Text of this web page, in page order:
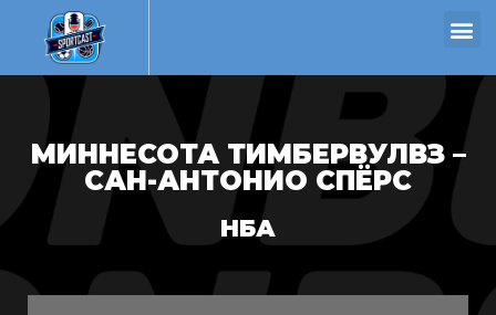
МИННЕСОТА ТИМБЕРВУЛВЗ –
САН-АНТОНИО СПЁРС
НБА